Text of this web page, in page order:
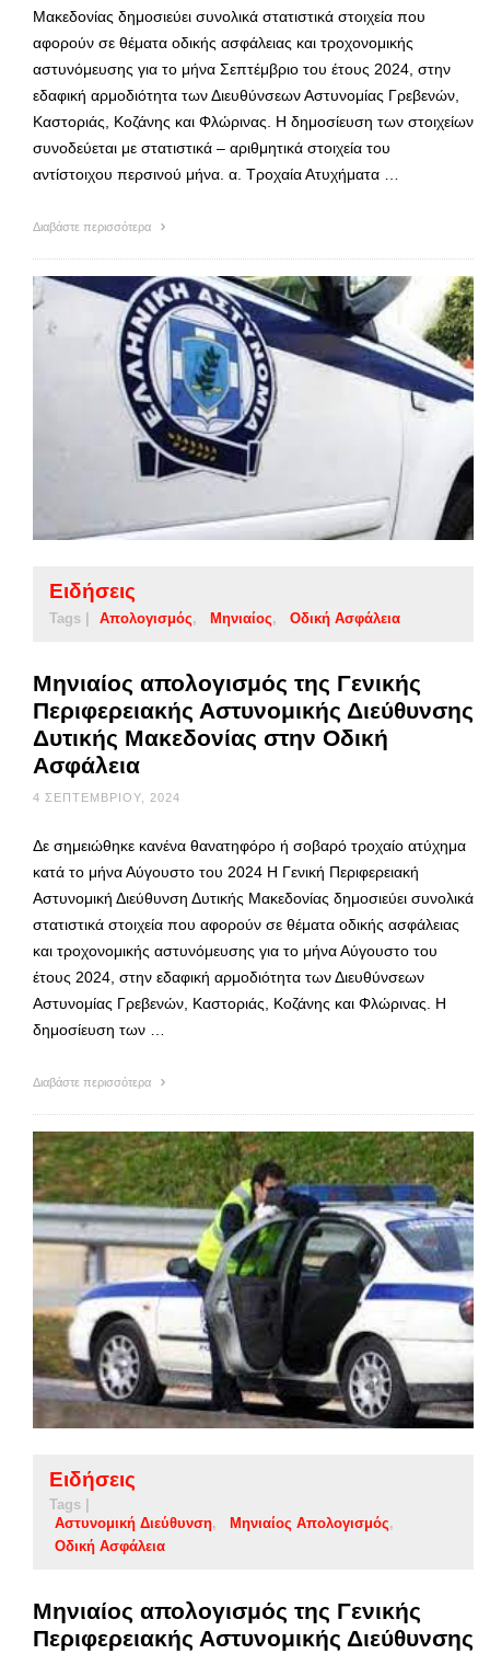
Μακεδονίας δημοσιεύει συνολικά στατιστικά στοιχεία που
αφορούν σε θέματα οδικής ασφάλειας και τροχονομικής
αστυνόμευσης για το μήνα Σεπτέμβριο του έτους 2024, στην
εδαφική αρμοδιότητα των Διευθύνσεων Αστυνομίας Γρεβενών,
Καστοριάς, Κοζάνης και Φλώρινας. Η δημοσίευση των στοιχείων
συνοδεύεται με στατιστικά – αριθμητικά στοιχεία του
αντίστοιχου περσινού μήνα. α. Τροχαία Ατυχήματα …
Διαβάστε περισσότερα
Ειδήσεις
Tags | Απολογισμός Μηνιαίος Οδική Ασφάλεια
Μηνιαίος απολογισμός της Γενικής
Περιφερειακής Αστυνομικής Διεύθυνσης
Δυτικής Μακεδονίας στην Οδική
Ασφάλεια
4 ΣΕΠΤΕΜΒΡΊΟΥ, 2024
Δε σημειώθηκε κανένα θανατηφόρο ή σοβαρό τροχαίο ατύχημα
κατά το μήνα Αύγουστο του 2024 Η Γενική Περιφερειακή
Αστυνομική Διεύθυνση Δυτικής Μακεδονίας δημοσιεύει συνολικά
στατιστικά στοιχεία που αφορούν σε θέματα οδικής ασφάλειας
και τροχονομικής αστυνόμευσης για το μήνα Αύγουστο του
έτους 2024, στην εδαφική αρμοδιότητα των Διευθύνσεων
Αστυνομίας Γρεβενών, Καστοριάς, Κοζάνης και Φλώρινας. Η
δημοσίευση των …
Διαβάστε περισσότερα
Ειδήσεις
Tags |
Αστυνομική Διεύθυνση
Μηνιαίος Απολογισμός
Οδική Ασφάλεια
Μηνιαίος απολογισμός της Γενικής
Περιφερειακής Αστυνομικής Διεύθυνσης